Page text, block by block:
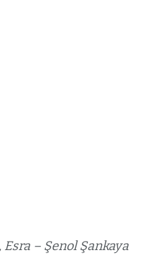
– Şenol Şankaya